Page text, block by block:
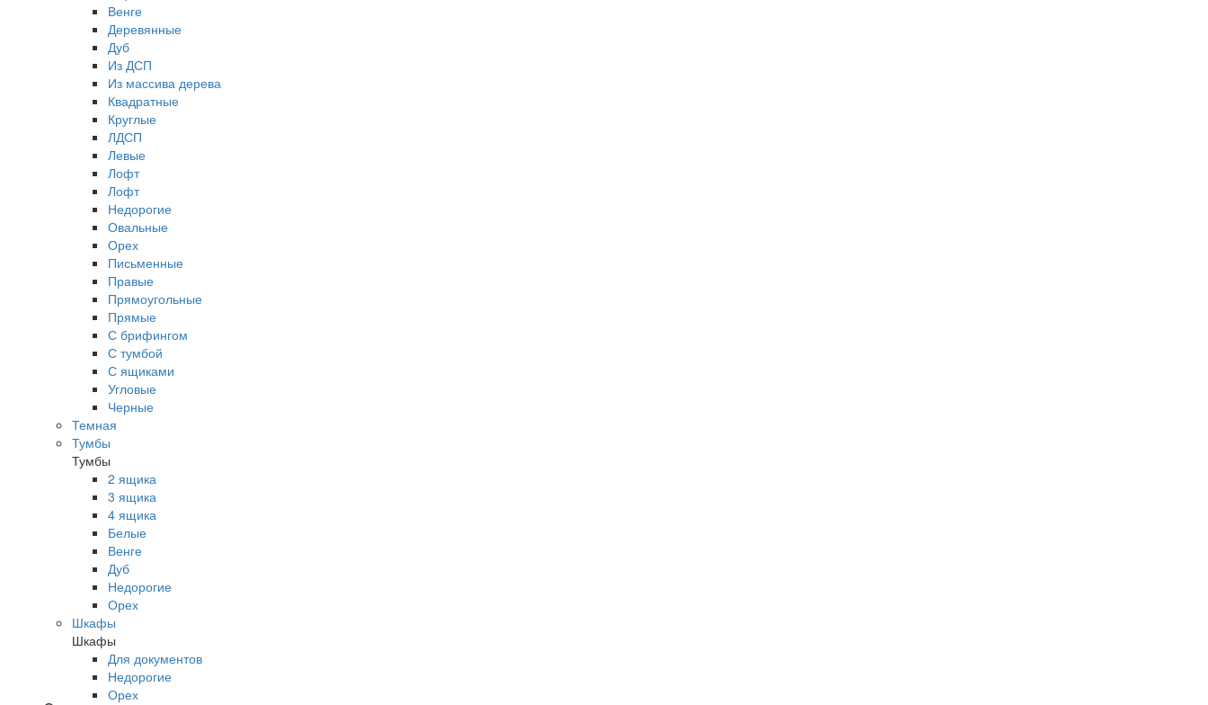
Венге
Деревянные
Дуб
Из ДСП
Из массива дерева
Квадратные
Круглые
ЛДСП
Левые
Лофт
Лофт
Недорогие
Овальные
Орех
Письменные
Правые
Прямоугольные
Прямые
С брифингом
С тумбой
С ящиками
Угловые
Черные
Темная
Тумбы
Тумбы
2 ящика
3 ящика
4 ящика
Белые
Венге
Дуб
Недорогие
Орех
Шкафы
Шкафы
Для документов
Недорогие
Орех